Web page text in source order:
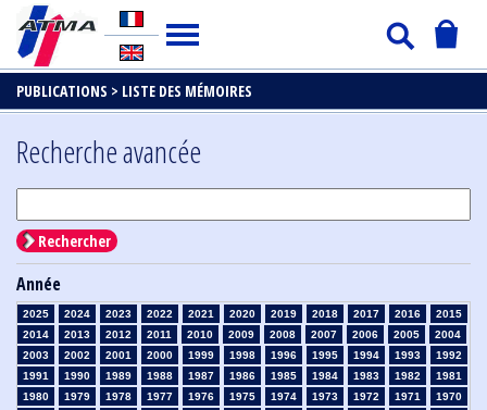
PUBLICATIONS > LISTE DES MÉMOIRES
Recherche avancée
Rechercher
Année
2025 2024 2023 2022 2021 2020 2019 2018 2017 2016
2015
2014
2013 2012 2011 2010 2009 2008 2007 2006 2005
2004
2003
2002 2001 2000 1999 1998 1996 1995 1994 1993
1992
1991
1990 1989 1988 1987 1986 1985 1984 1983 1982
1981
1980
1979 1978 1977 1976 1975 1974 1973 1972 1971
1970